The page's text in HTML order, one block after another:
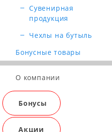
Сувенирная
продукция
Чехлы на бутыль
Бонусные товары
О компании
Бонусы
Акции